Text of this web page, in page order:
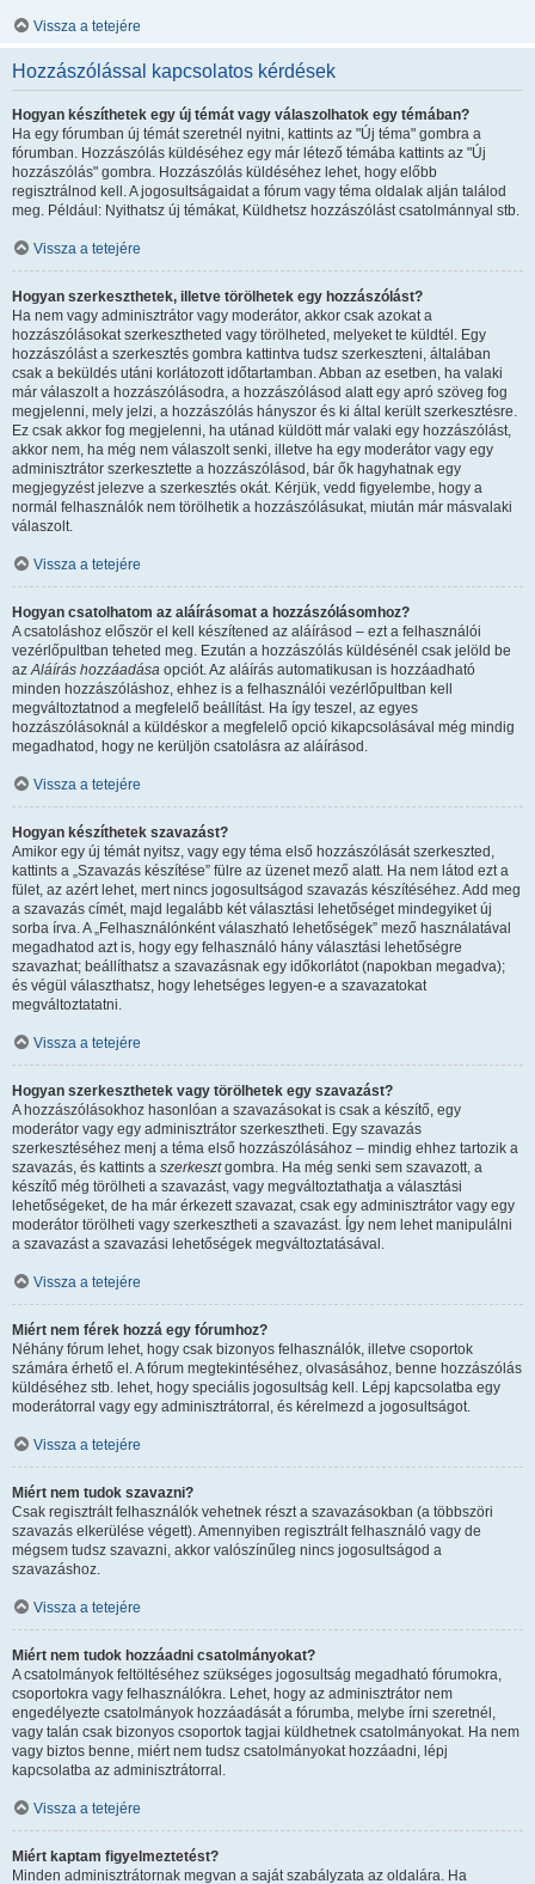
Vissza a tetejére
Hozzászólással kapcsolatos kérdések
Hogyan készíthetek egy új témát vagy válaszolhatok egy témában?
Ha egy fórumban új témát szeretnél nyitni, kattints az "Új téma" gombra a
fórumban. Hozzászólás küldéséhez egy már létező témába kattints az "Új
hozzászólás" gombra. Hozzászólás küldéséhez lehet, hogy előbb
regisztrálnod kell. A jogosultságaidat a fórum vagy téma oldalak alján találod
meg. Például: Nyithatsz új témákat, Küldhetsz hozzászólást csatolmánnyal stb.
Vissza a tetejére
Hogyan szerkeszthetek, illetve törölhetek egy hozzászólást?
Ha nem vagy adminisztrátor vagy moderátor, akkor csak azokat a
hozzászólásokat szerkesztheted vagy törölheted, melyeket te küldtél. Egy
hozzászólást a szerkesztés gombra kattintva tudsz szerkeszteni, általában
csak a beküldés utáni korlátozott időtartamban. Abban az esetben, ha valaki
már válaszolt a hozzászólásodra, a hozzászólásod alatt egy apró szöveg fog
megjelenni, mely jelzi, a hozzászólás hányszor és ki által került szerkesztésre.
Ez csak akkor fog megjelenni, ha utánad küldött már valaki egy hozzászólást,
akkor nem, ha még nem válaszolt senki, illetve ha egy moderátor vagy egy
adminisztrátor szerkesztette a hozzászólásod, bár ők hagyhatnak egy
megjegyzést jelezve a szerkesztés okát. Kérjük, vedd figyelembe, hogy a
normál felhasználók nem törölhetik a hozzászólásukat, miután már másvalaki
válaszolt.
Vissza a tetejére
Hogyan csatolhatom az aláírásomat a hozzászólásomhoz?
A csatoláshoz először el kell készítened az aláírásod – ezt a felhasználói
vezérlőpultban teheted meg. Ezután a hozzászólás küldésénél csak jelöld be
azAláírás hozzáadása opciót. Az aláírás automatikusan is hozzáadható
minden hozzászóláshoz, ehhez is a felhasználói vezérlőpultban kell
megváltoztatnod a megfelelő beállítást. Ha így teszel, az egyes
hozzászólásoknál a küldéskor a megfelelő opció kikapcsolásával még mindig
megadhatod, hogy ne kerüljön csatolásra az aláírásod.
Vissza a tetejére
Hogyan készíthetek szavazást?
Amikor egy új témát nyitsz, vagy egy téma első hozzászólását szerkeszted,
kattints a „Szavazás készítése” fülre az üzenet mező alatt. Ha nem látod ezt a
fület, az azért lehet, mert nincs jogosultságod szavazás készítéséhez. Add meg
a szavazás címét, majd legalább két választási lehetőséget mindegyiket új
sorba írva. A „Felhasználónként válaszható lehetőségek” mező használatával
megadhatod azt is, hogy egy felhasználó hány választási lehetőségre
szavazhat; beállíthatsz a szavazásnak egy időkorlátot (napokban megadva);
és végül választhatsz, hogy lehetséges legyen-e a szavazatokat
megváltoztatatni.
Vissza a tetejére
Hogyan szerkeszthetek vagy törölhetek egy szavazást?
A hozzászólásokhoz hasonlóan a szavazásokat is csak a készítő, egy
moderátor vagy egy adminisztrátor szerkesztheti. Egy szavazás
szerkesztéséhez menj a téma első hozzászólásához – mindig ehhez tartozik a
szavazás, és kattints a szerkesztgombra. Ha még senki sem szavazott, a
készítő még törölheti a szavazást, vagy megváltoztathatja a választási
lehetőségeket, de ha már érkezett szavazat, csak egy adminisztrátor vagy egy
moderátor törölheti vagy szerkesztheti a szavazást. Így nem lehet manipulálni
a szavazást a szavazási lehetőségek megváltoztatásával.
Vissza a tetejére
Miért nem férek hozzá egy fórumhoz?
Néhány fórum lehet, hogy csak bizonyos felhasználók, illetve csoportok
számára érhető el. A fórum megtekintéséhez, olvasásához, benne hozzászólás
küldéséhez stb. lehet, hogy speciális jogosultság kell. Lépj kapcsolatba egy
moderátorral vagy egy adminisztrátorral, és kérelmezd a jogosultságot.
Vissza a tetejére
Miért nem tudok szavazni?
Csak regisztrált felhasználók vehetnek részt a szavazásokban (a többszöri
szavazás elkerülése végett). Amennyiben regisztrált felhasználó vagy de
mégsem tudsz szavazni, akkor valószínűleg nincs jogosultságod a
szavazáshoz.
Vissza a tetejére
Miért nem tudok hozzáadni csatolmányokat?
A csatolmányok feltöltéséhez szükséges jogosultság megadható fórumokra,
csoportokra vagy felhasználókra. Lehet, hogy az adminisztrátor nem
engedélyezte csatolmányok hozzáadását a fórumba, melybe írni szeretnél,
vagy talán csak bizonyos csoportok tagjai küldhetnek csatolmányokat. Ha nem
vagy biztos benne, miért nem tudsz csatolmányokat hozzáadni, lépj
kapcsolatba az adminisztrátorral.
Vissza a tetejére
Miért kaptam figyelmeztetést?
Minden adminisztrátornak megvan a saját szabályzata az oldalára. Ha